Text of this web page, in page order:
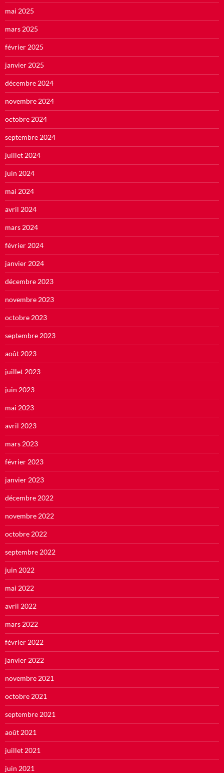
mai 2025
mars 2025
février 2025
janvier 2025
décembre 2024
novembre 2024
octobre 2024
septembre 2024
juillet 2024
juin 2024
mai 2024
avril 2024
mars 2024
février 2024
janvier 2024
décembre 2023
novembre 2023
octobre 2023
septembre 2023
août 2023
juillet 2023
juin 2023
mai 2023
avril 2023
mars 2023
février 2023
janvier 2023
décembre 2022
novembre 2022
octobre 2022
septembre 2022
juin 2022
mai 2022
avril 2022
mars 2022
février 2022
janvier 2022
novembre 2021
octobre 2021
septembre 2021
août 2021
juillet 2021
juin 2021